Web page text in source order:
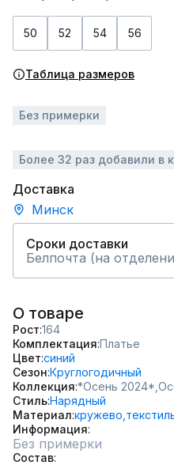
50 52 54 56
Таблица размеров
Без примерки
Более 32 раз добавили в
Доставка
Минск
Сроки доставки
Белпочта (на
О товаре
Рост 164
Комплектация Платье
Цвет синий
Сезон Круглогодичный
Коллекция *Осень 2024*,
СтильНарядный
Материал кружево,
Информация
Без примерки
Состав